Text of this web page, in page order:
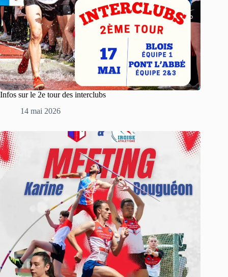
Infos sur le 2e tour des interclubs
14 mai 2026